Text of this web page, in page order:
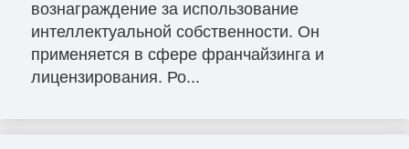
вознаграждение за использование
интеллектуальной собственности. Он
применяется в сфере франчайзинга и
лицензирования. Ро...